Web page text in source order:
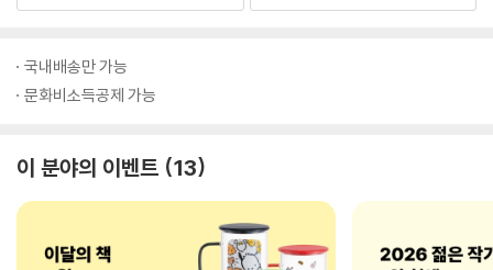
국내배송만 가능
문화비소득공제 가능
이 분야의 이벤트 13